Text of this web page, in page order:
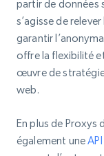
partir de données
s’agisse de
garantir
offre la flexibilité
œuvre de
web.
En plus de
également une